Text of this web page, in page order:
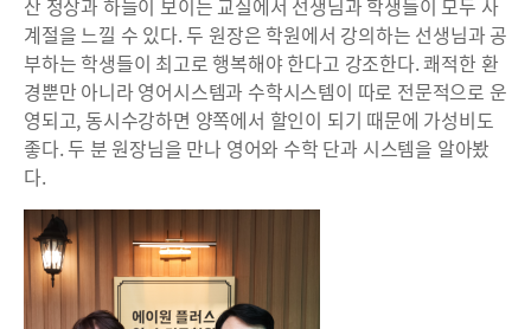
산 정상과 하늘이 보이는 교실에서 선생님과 학생들이 모두 사
계절을 느낄 수 있다. 두 원장은 학원에서 강의하는 선생님과 공
부하는 학생들이 최고로 행복해야 한다고 강조한다. 쾌적한 환
경뿐만 아니라 영어시스템과 수학시스템이 따로 전문적으로 운
영되고, 동시수강하면 양쪽에서 할인이 되기 때문에 가성비도
좋다. 두 분 원장님을 만나 영어와 수학 단과 시스템을 알아봤
다.